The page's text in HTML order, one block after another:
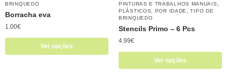
BRINQUEDO
Borracha eva
1.00€
Ver opções
PINTURAS E TRABALHOS MANUAIS
PLÁSTICOS POR IDADE ,TIPO DE
BRINQUEDO
Stencils Primo – 6 Pcs
4.99€
Ver opções